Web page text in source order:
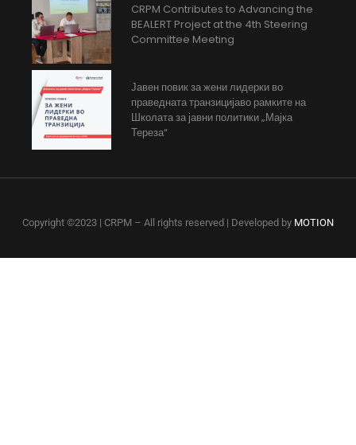
CRPM Contributes to Advancing the
BEALERT Project at the 4th Steering
Committee Meeting
Јавен повик за жени лидерки во
праведната транзицијаво рамките на
Школата за јавни политики „Мајка
Тереза“
Copyright ©2023 | CRPM – All rights reserved | Developed by MOTION